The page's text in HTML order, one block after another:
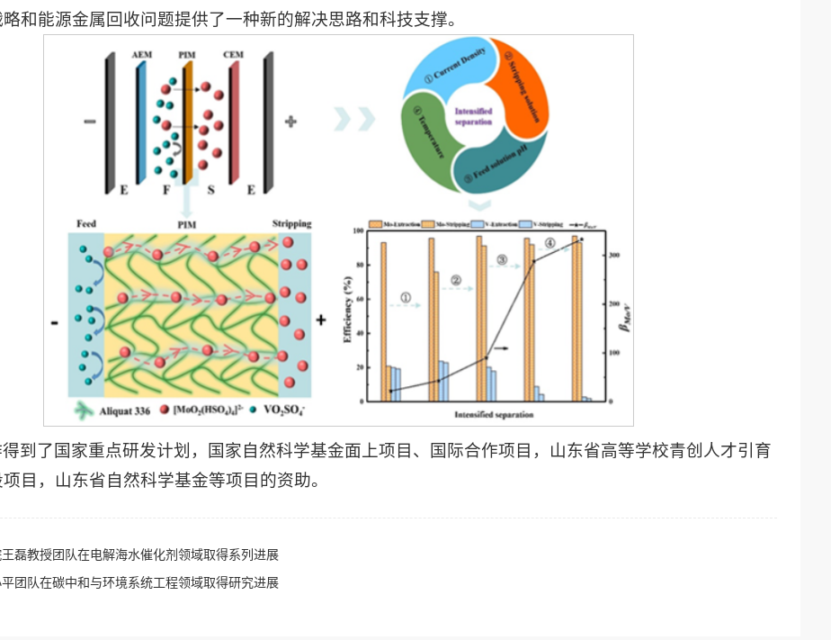
和能源金属回收问题提供了一种新的解决思路和科技支撑。
到了国家重点研发计划，国家自然科学基金面上项目、国际合作项目，山东省高等学校青创人才引育
目，山东省自然科学基金等项目的资助。
磊教授团队在电解海水催化剂领域取得系列进展
团队在碳中和与环境系统工程领域取得研究进展